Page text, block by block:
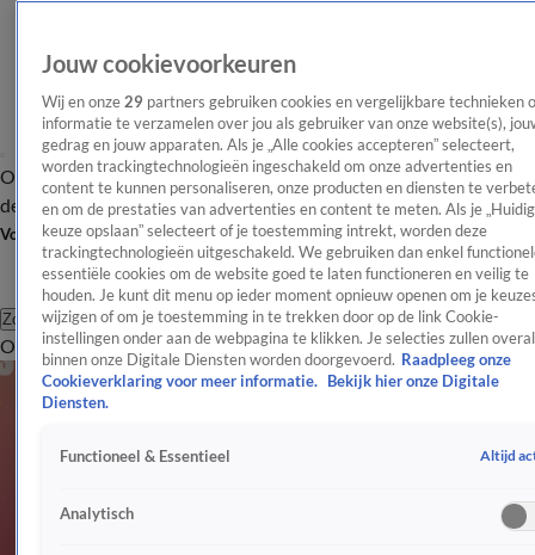
OverzichtAfleveringen Entertainment TV Algemeen
Tip
de redactieNieuwsbrief
Volg Shownieuws
Zoeken
OverzichtEntertainmentSpraakmakendRealityCrimeVideo's
Jouw cookievoorkeuren
Wij en onze 29 partners gebruiken cookies en vergelijkbare technieken
informatie te verzamelen over jou als gebruiker van onze website(s),
gedrag en jouw apparaten. Als je „Alle cookies accepteren” selecteert,
worden trackingtechnologieën ingeschakeld om onze advertenties en
content te kunnen personaliseren, onze producten en diensten te
en om de prestaties van advertenties en content te meten. Als je
keuze opslaan” selecteert of je toestemming intrekt, worden deze
trackingtechnologieën uitgeschakeld. We gebruiken dan enkel
essentiële cookies om de website goed te laten functioneren en veilig te
houden. Je kunt dit menu op ieder moment opnieuw openen om je
wijzigen of om je toestemming in te trekken door op de link Cookie-
instellingen onder aan de webpagina te klikken. Je selecties zullen overal
binnen onze Digitale Diensten worden doorgevoerd. Raadpleeg onze
Cookieverklaring voor meer informatie.
Bekijk hier onze Digitale
Diensten.
Functioneel & Essentieel Altijd
Analytisch